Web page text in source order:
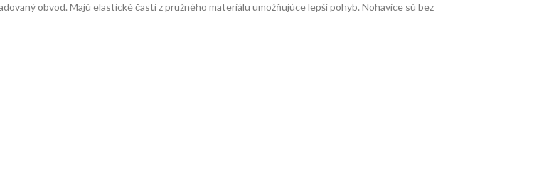
obvod. Majú elastické časti z pružného materiálu umožňujúce lepší pohyb. Nohavice sú bez